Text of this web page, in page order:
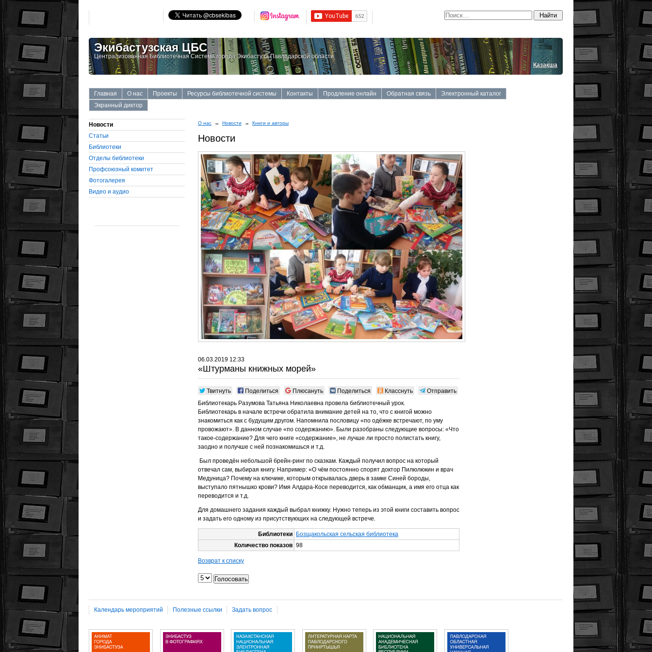
Экибастузская ЦБС
Централизованная Библиотечная Система города Экибастуза Павлодарской области
Қазақша
Главная О нас Проекты Ресурсы библиотечной системы Контакты Продление онлайн Обратная связь
Электронный каталог
Экранный диктор
Новости
Статьи
Библиотеки
Отделы библиотеки
Профсоюзный комитет
Фотогалерея
Видео и аудио
О нас → Новости → Книги и авторы
Новости
06.03.2019 12:33
«Штурманы книжных морей»
Твитнуть Поделиться Плюсануть Поделиться Класснуть Отправить
Библиотекарь Разумова Татьяна Николаевна провела библиотечный урок.
Библиотекарь в начале встречи обратила внимание детей на то, что с книгой можно
знакомиться как с будущим другом. Напомнила пословицу «по одёжке встречают, по уму
провожают». В данном случае «по содержанию». Были разобраны следующие вопросы: «Что
такое-содержание? Для чего книге «содержание», не лучше ли просто полистать книгу,
заодно и получше с ней познакомишься и т.д.
Был проведён небольшой брейн-ринг по сказкам. Каждый получил вопрос на который
отвечал сам, выбирая книгу. Например: «О чём постоянно спорят доктор Пилюлюкин и врач
Медуница? Почему на ключике, которым открывалась дверь в замке Синей бороды,
выступало пятнышко крови? Имя Алдара-Косе переводится, как обманщик, а имя его отца как
переводится и т.д.
Для домашнего задания каждый выбрал книжку. Нужно теперь из этой книги составить вопрос
и задать его одному из присутствующих на следующей встрече.
Библиотеки
Бозщакольская сельская библиотека
Количество показов 98
Возврат к списку
Календарь мероприятий Полезные ссылки Задать вопрос